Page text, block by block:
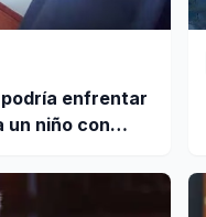
enfrentar
un niño con